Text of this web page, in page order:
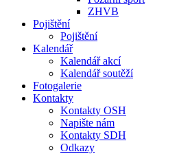
ZHVB
Pojištění
Pojištění
Kalendář
Kalendář akcí
Kalendář soutěží
Fotogalerie
Kontakty
Kontakty OSH
Napište nám
Kontakty SDH
Odkazy